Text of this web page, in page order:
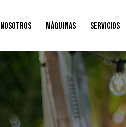
NOSOTROS MÁQUINAS SERVICIOS